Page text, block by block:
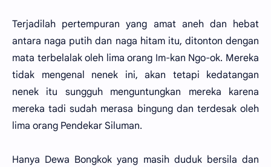
Terjadilah pertempuran yang amat aneh dan hebat
antara naga putih dan naga hitam itu, ditonton dengan
mata terbelalak oleh lima orang Im-kan Ngo-ok. Mereka
tidak mengenal nenek ini, akan tetapi kedatangan
nenek itu sungguh menguntungkan mereka karena
mereka tadi sudah merasa bingung dan terdesak oleh
lima orang Pendekar Siluman.
Hanya Dewa Bongkok yang masih duduk bersila dan